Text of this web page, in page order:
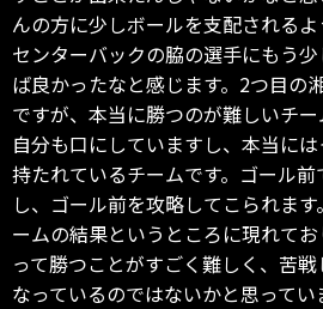
んの方に少しボールを支配される
センターバックの脇の選手にもう
ば良かったなと感じます。2つ目の
ですが、本当に勝つのが難しいチー
自分も口にしていますし、本当に
持たれているチームです。ゴール
し、ゴール前を攻略してこられま
ームの結果というところに現れて
って勝つことがすごく難しく、苦
なっているのではないかと思ってい